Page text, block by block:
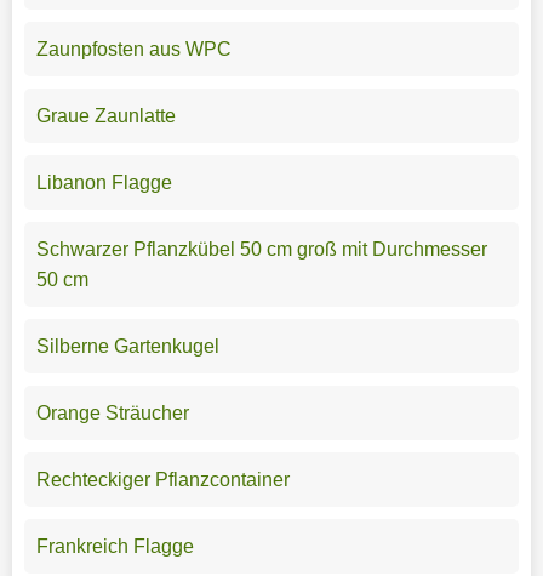
Zaunpfosten aus WPC
Graue Zaunlatte
Libanon Flagge
Schwarzer Pflanzkübel 50 cm groß mit Durchmesser
50 cm
Silberne Gartenkugel
Orange Sträucher
Rechteckiger Pflanzcontainer
Frankreich Flagge